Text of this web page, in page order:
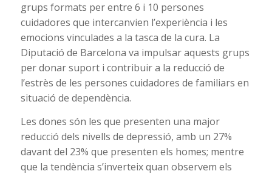
grups formats per entre 6 i 10 persones
cuidadores que intercanvien l’experiència i les
emocions vinculades a la tasca de la cura. La
Diputació de Barcelona va impulsar aquests grups
per donar suport i contribuir a la reducció de
l’estrès de les persones cuidadores de familiars en
situació de dependència.
Les dones són les que presenten una major
reducció dels nivells de depressió, amb un 27%
davant del 23% que presenten els homes; mentre
que la tendència s’inverteix quan observem els